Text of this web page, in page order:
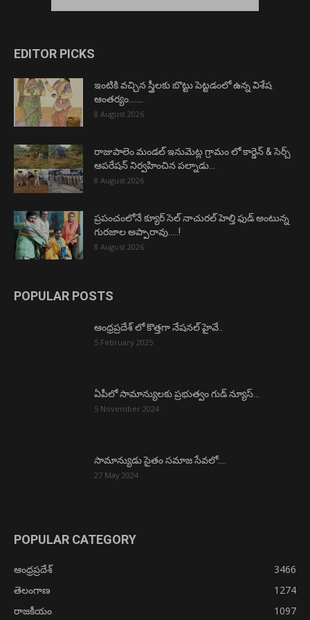
EDITOR PICKS
ఇంటికి వచ్చిన స్త్రీలకు బొట్టు పెట్టడంలో ఉన్న విశేష
ఆంతర్యం…….
8 August 2026
రాజుపాలెం మండల్ ఇనుమెట్ల గ్రామం లో కార్డెన్ & సెర్చ్
ఆపరేషన్ నిర్వహించిన పల్నాడు...
8 August 2026
ప్రపంచంలోనే క్యూర్ సెల్ నాచురల్ హెల్తి ఫుడ్ అంటున్న
గురజాల అప్పారావు…..!
8 August 2026
POPULAR POSTS
ఆంధ్రప్రదేశ్ లో కొత్తగా నేషనల్ హైవే..
5 February 2025
ఏపీలో సామాన్యులకు ప్రభుత్వం గుడ్ న్యూస్…
5 November 2024
సామాన్యుడు సైతం సమాజ సేవలో….
27 May 2024
POPULAR CATEGORY
ఆంధ్రప్రదేశ్
3466
తెలంగాణ
1274
రాజకీయం
1097